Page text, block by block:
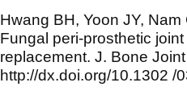
Hwang BH, Yoon JY,
Fungal peri-prosthetic
replacement. J. Bone
http://dx.doi.org/10.1302 /